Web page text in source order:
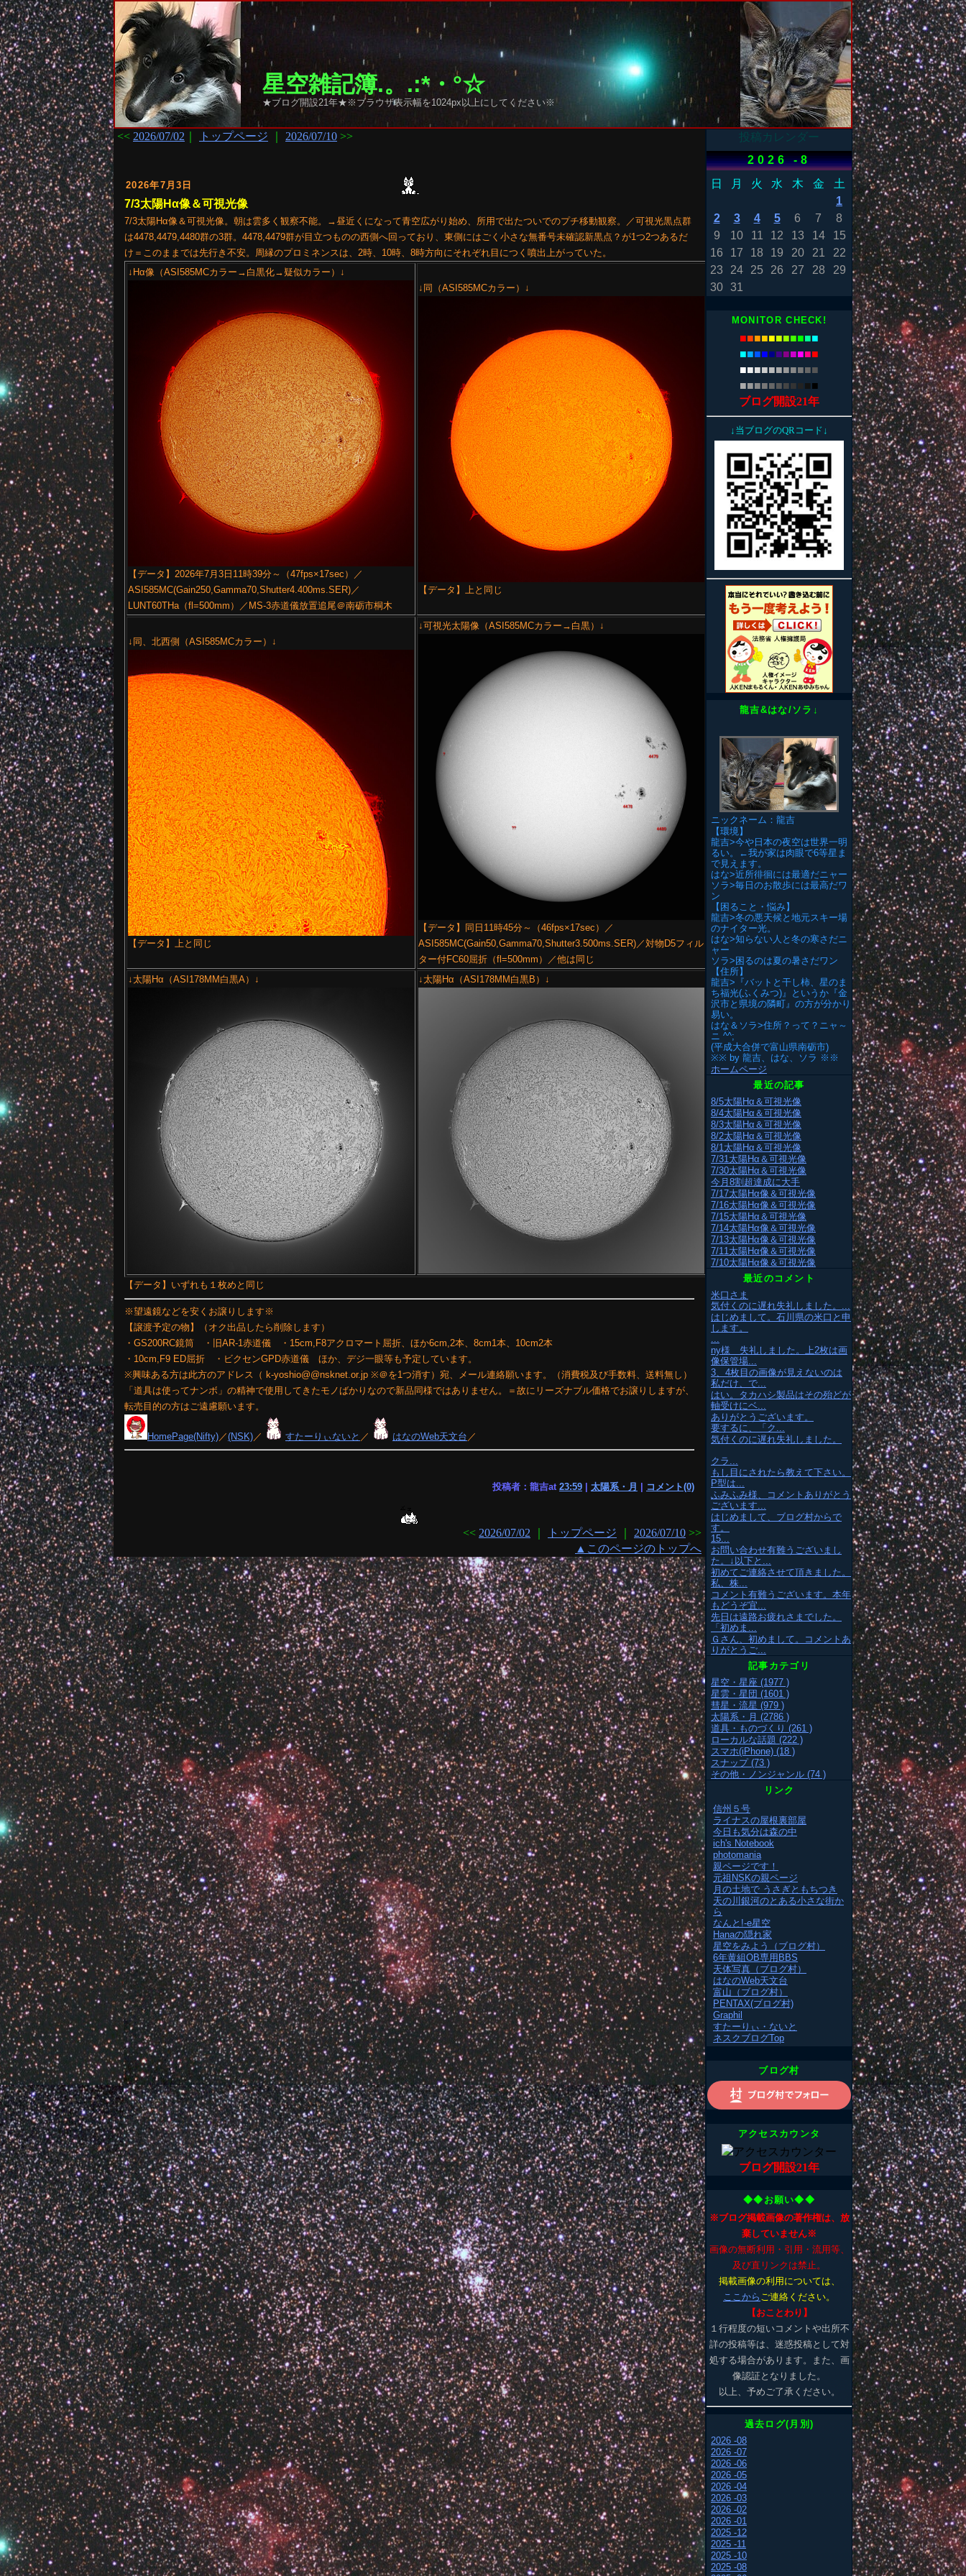
星空雑記簿.。.:*・°☆
★ブログ開設21年★※ブラウザ表示幅を1024px以上にしてください※
<< 2026/07/02 トップページ 2026/07/10 >>
2026年7月3日
7/3太陽Hα像＆可視光像
7/3太陽Hα像＆可視光像。朝は雲多く観察不能。→昼近くになって青空広がり始め、所用で出たついでのプチ移動観察。／可視光黒点群
は4478,4479,4480群の3群。4478,4479群が目立つものの西側へ回っており、東側にはごく小さな無番号未確認新黒点？が1つ2つあるだ
け＝このままでは先行き不安。周縁のプロミネンスは、2時、10時、8時方向にそれぞれ目につく噴出上がっていた。
↓Hα像（ASI585MCカラー→白黒化→疑似カラー）↓
【データ】2026年7月3日11時39分～（47fps×17sec）／
ASI585MC(Gain250,Gamma70,Shutter4.400ms.SER)／
LUNT60THa（fl=500mm）／MS-3赤道儀放置追尾＠南砺市桐木
↓同（ASI585MCカラー）↓
【データ】上と同じ
↓同、北西側（ASI585MCカラー）↓
【データ】上と同じ
↓可視光太陽像（ASI585MCカラー→白黒）↓
【データ】同日11時45分～（46fps×17sec）／
ASI585MC(Gain50,Gamma70,Shutter3.500ms.SER)／対物D5フィル
ター付FC60屈折（fl=500mm）／他は同じ
↓太陽Hα（ASI178MM白黒A）↓
↓太陽Hα（ASI178MM白黒B）↓
【データ】いずれも１枚めと同じ
※望遠鏡などを安くお譲りします※
【譲渡予定の物】（オク出品したら削除します）
・GS200RC鏡筒 ・旧AR-1赤道儀 ・15cm,F8アクロマート屈折、ほか6cm,2本、8cm1本、10cm2本
・10cm,F9 ED屈折 ・ビクセンGPD赤道儀 ほか、デジ一眼等も予定しています。
※興味ある方は此方のアドレス（ k-yoshio@@nsknet.or.jp ※＠を1つ消す）宛、メール連絡願います。（消費税及び手数料、送料無し）
「道具は使ってナンボ」の精神で使用してきたモノばかりなので新品同様ではありません。＝故にリーズナブル価格でお譲りしますが、
転売目的の方はご遠慮願います。
HomePage(Nifty) ／(NSK) ／ すたーりぃないと ／ はなのWeb天文台 ／
投稿者：龍吉at 23:59 | 太陽系・月 | コメント(0)
<< 2026/07/02 トップページ 2026/07/10 >>
▲このページのトップへ
投稿カレンダー
2026 -8
日
月 火 水 木 金
土
1
2
3 4 5 6 7
8
9
10 11 12 13 14
15
16
17 18 19 20 21
22
23
24 25 26 27 28
29
30 31
MONITOR CHECK!
■■■■■■■■■■■
■■■■■■■■■■■
■■■■■■■■■■■
■■■■■■■■ ■■
ブログ開設21年
↓当ブログのQRコード↓
龍吉&はな/ソラ↓
ニックネーム：龍吉
【環境】
龍吉>今や日本の夜空は世界一明
るい。←我が家は肉眼で6等星ま
で見えます。
はな>近所徘徊には最適だニャー
ソラ>毎日のお散歩には最高だワ
ン
【困ること・悩み】
龍吉>冬の悪天候と地元スキー場
のナイター光。
はな>知らない人と冬の寒さだニ
ャー
ソラ>困るのは夏の暑さだワン
【住所】
龍吉>『バットと干し柿、星のま
ち福光(ふくみつ)』というか『金
沢市と県境の隣町』の方が分かり
易い。
はな＆ソラ>住所？って？ニャ～
ニ ^^;
(平成大合併で富山県南砺市)
※※ by 龍吉、はな、ソラ ※※
ホームページ
最近の記事
8/5太陽Hα＆可視光像
8/4太陽Hα＆可視光像
8/3太陽Hα＆可視光像
8/2太陽Hα＆可視光像
8/1太陽Hα＆可視光像
7/31太陽Hα＆可視光像
7/30太陽Hα＆可視光像
今月8割超達成に大手
7/17太陽Hα像＆可視光像
7/16太陽Hα像＆可視光像
7/15太陽Hα＆可視光像
7/14太陽Hα像＆可視光像
7/13太陽Hα像＆可視光像
7/11太陽Hα像＆可視光像
7/10太陽Hα像＆可視光像
最近のコメント
米口さま
気付くのに遅れ失礼しました。...
はじめまして。石川県の米口と申
します。
...
ny様 失礼しました。上2枚は画
像保管場...
3、4枚目の画像が見えないのは
私だけ、で...
はい。タカハシ製品はその殆どが
軸受けにベ...
ありがとうございます。
要するに、「ク...
気付くのに遅れ失礼しました。
クラ...
もし目にされたら教えて下さい。
P型は...
ふみふみ様、コメントありがとう
ございます...
はじめまして、ブログ村からで
す。
15...
お問い合わせ有難うございまし
た。↓以下と...
初めてご連絡させて頂きました。
私、株...
コメント有難うございます。本年
もどうぞ宜...
先日は遠路お疲れさまでした。
「初めま...
Ｇさん、初めまして。コメントあ
りがとうご...
記事カテゴリ
星空・星座 (1977 )
星雲・星団 (1601 )
彗星・流星 (979 )
太陽系・月 (2786 )
道具・ものづくり (261 )
ローカルな話題 (222 )
スマホ(iPhone) (18 )
スナップ (73 )
その他・ノンジャンル (74 )
リンク
信州５号
ライナスの屋根裏部屋
今日も気分は森の中
ich's Notebook
photomania
親ページです！
元祖NSKの親ページ
月の土地で うさぎともちつき
天の川銀河のとある小さな街か
ら
なんと!-e星空
Hanaの隠れ家
星空をみよう（ブログ村）
6年黄組OB専用BBS
天体写真（ブログ村）
はなのWeb天文台
富山（ブログ村）
PENTAX(ブログ村)
Graphil
すたーりぃ・ないと
ネスクブログTop
ブログ村
アクセスカウンタ
ブログ開設21年
◆◆お願い◆◆
※ブログ掲載画像の著作権は、放
棄していません※
画像の無断利用・引用・流用等、
及び直リンクは禁止。
掲載画像の利用については、
ここから ご連絡ください。
【おことわり】
１行程度の短いコメントや出所不
詳の投稿等は、迷惑投稿として対
処する場合があります。また、画
像認証となりました。
以上、予めご了承ください。
過去ログ(月別)
2026 -08
2026 -07
2026 -06
2026 -05
2026 -04
2026 -03
2026 -02
2026 -01
2025 -12
2025 -11
2025 -10
2025 -08